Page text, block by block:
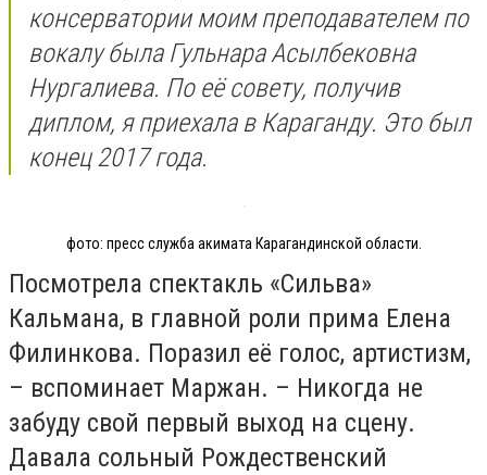
консерватории моим преподавателем по
вокалу была Гульнара Асылбековна
Нургалиева. По её совету, получив
диплом, я приехала в Караганду. Это был
конец 2017 года.
фото: пресс служба акимата Карагандинской области.
Посмотрела спектакль «Сильва»
Кальмана, в главной роли прима Елена
Филинкова. Поразил её голос, артистизм,
– вспоминает Маржан. – Никогда не
забуду свой первый выход на сцену.
Давала сольный Рождественский